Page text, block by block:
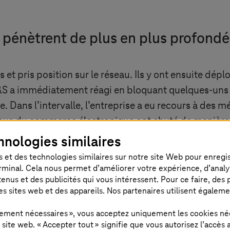
de plus en plus
et pris position sur le réseau. Ils y ont ensuite
a immédiatement réagi en bloquant quelques-
Dans l’intervalle, l’entreprise a eu recours à des
du commerce électronique ont chuté de
millions de dollars américains. Le cours de
valeur marchande de plusieurs centaines de
clients avaient également été volées.3
similaires
et des technologies similaires sur notre site Web pour
Cela nous permet d’améliorer votre expérience,
et des publicités qui vous intéressent. Pour ce faire, des
sites web et des appareils. Nos partenaires utilisent
nécessaires », vous acceptez uniquement les cookies
web. « Accepter tout » signifie que vous autorisez